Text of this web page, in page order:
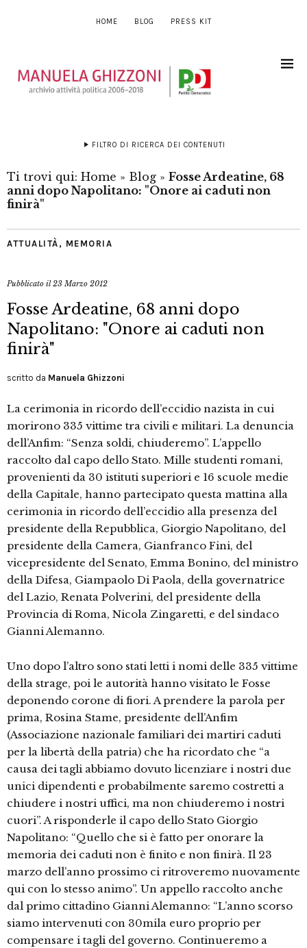
HOME BLOG PRESS KIT
FILTRO DI RICERCA DEI CONTENUTI
Ti trovi qui: Home » Blog » Fosse Ardeatine, 68
anni dopo Napolitano: "Onore ai caduti non
finirà"
ATTUALITÀ , MEMORIA
Pubblicato il23 Marzo 2012
Fosse Ardeatine, 68 anni dopo
Napolitano: "Onore ai caduti non
finirà"
scritto da Manuela Ghizzoni
La cerimonia in ricordo dell’eccidio nazista in cui
morirono 335 vittime tra civili e militari. La denuncia
dell’Anfim: “Senza soldi, chiuderemo”. L’appello
raccolto dal capo dello Stato. Mille studenti romani,
provenienti da 30 istituti superiori e 16 scuole medie
della Capitale, hanno partecipato questa mattina alla
cerimonia in ricordo dell’eccidio alla presenza del
presidente della Repubblica, Giorgio Napolitano, del
presidente della Camera, Gianfranco Fini, del
vicepresidente del Senato, Emma Bonino, del ministro
della Difesa, Giampaolo Di Paola, della governatrice
del Lazio, Renata Polverini, del presidente della
Provincia di Roma, Nicola Zingaretti, e del sindaco
Gianni Alemanno.
Uno dopo l’altro sono stati letti i nomi delle 335 vittime
della strage, poi le autorità hanno visitato le Fosse
deponendo corone di fiori. A prendere la parola per
prima, Rosina Stame, presidente dell’Anfim
(Associazione nazionale familiari dei martiri caduti
per la libertà della patria) che ha ricordato che “a
causa dei tagli abbiamo dovuto licenziare i nostri due
unici dipendenti e probabilmente saremo costretti a
chiudere i nostri uffici, ma non chiuderemo i nostri
cuori”. A risponderle il capo dello Stato Giorgio
Napolitano: “Quello che si è fatto per onorare la
memoria dei caduti non è finito e non finirà. Il 23
marzo dell’anno prossimo ci ritroveremo nuovamente
qui con lo stesso animo”. Un appello raccolto anche
dal primo cittadino Gianni Alemanno: “L’anno scorso
siamo intervenuti con 30mila euro proprio per
compensare i tagli del governo. Continueremo a